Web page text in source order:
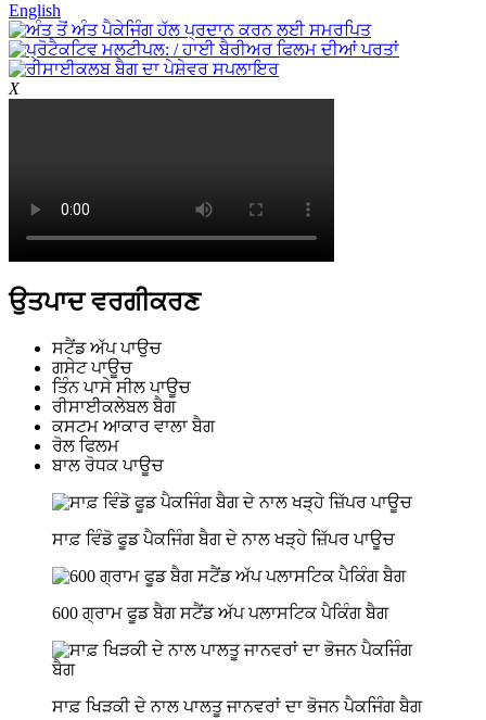
English
X
ਉਤਪਾਦ ਵਰਗੀਕਰਣ
ਸਟੈਂਡ ਅੱਪ ਪਾਉਚ
ਗਸੇਟ ਪਾਊਚ
ਤਿੰਨ ਪਾਸੇ ਸੀਲ ਪਾਊਚ
ਰੀਸਾਈਕਲੇਬਲ ਬੈਗ
ਕਸਟਮ ਆਕਾਰ ਵਾਲਾ ਬੈਗ
ਰੋਲ ਫਿਲਮ
ਬਾਲ ਰੋਧਕ ਪਾਊਚ
ਸਾਫ਼ ਵਿੰਡੋ ਫੂਡ ਪੈਕਜਿੰਗ ਬੈਗ ਦੇ ਨਾਲ ਖੜ੍ਹੇ ਜ਼ਿੱਪਰ ਪਾਊਚ
600 ਗ੍ਰਾਮ ਫੂਡ ਬੈਗ ਸਟੈਂਡ ਅੱਪ ਪਲਾਸਟਿਕ ਪੈਕਿੰਗ ਬੈਗ
ਸਾਫ਼ ਖਿੜਕੀ ਦੇ ਨਾਲ ਪਾਲਤੂ ਜਾਨਵਰਾਂ ਦਾ ਭੋਜਨ ਪੈਕਜਿੰਗ ਬੈਗ